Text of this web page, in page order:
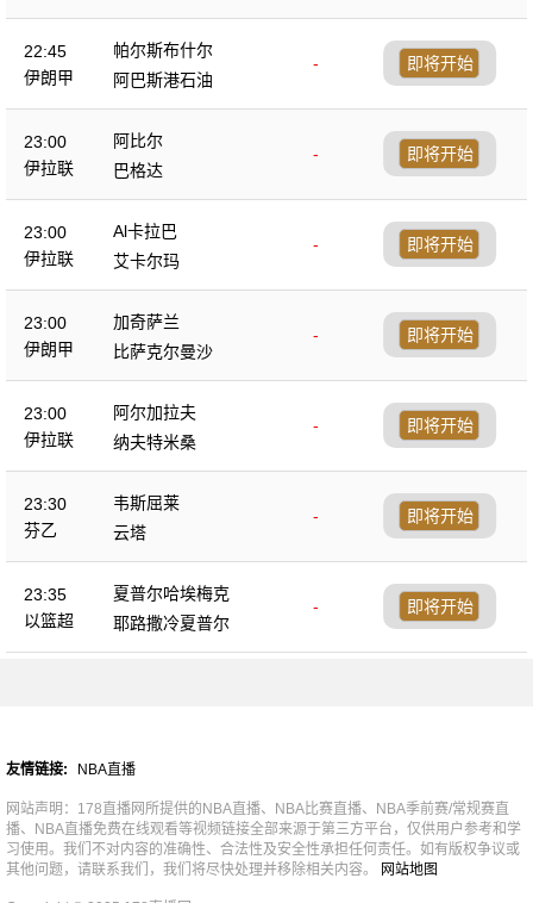
22:45
伊朗甲
帕尔斯布什尔
-
阿巴斯港石油
即将开始
23:00
伊拉联
阿比尔
-
巴格达
即将开始
23:00
伊拉联
Al卡拉巴
-
艾卡尔玛
即将开始
23:00
伊朗甲
加奇萨兰
-
比萨克尔曼沙
即将开始
23:00
伊拉联
阿尔加拉夫
-
纳夫特米桑
即将开始
23:30
芬乙
韦斯屈莱
-
云塔
即将开始
23:35
以篮超
夏普尔哈埃梅克
-
耶路撒冷夏普尔
即将开始
友情链接: NBA直播
网站声明：178直播网所提供的NBA直播、NBA比赛直播、NBA季前赛/常规赛直
播、NBA直播免费在线观看等视频链接全部来源于第三方平台，仅供用户参考和学
习使用。我们不对内容的准确性、合法性及安全性承担任何责任。如有版权争议或
其他问题，请联系我们，我们将尽快处理并移除相关内容。
网站地图